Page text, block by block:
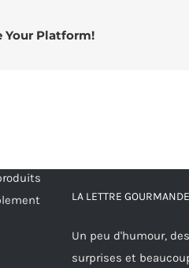
Your Platform!
LA LETTRE GOURMANDE
Un peu d'humour,
surprises et